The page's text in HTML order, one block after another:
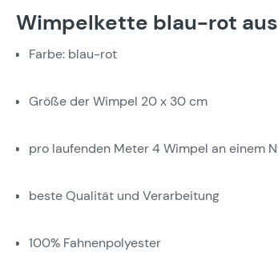
Wimpelkette blau-rot
Farbe: blau-rot
Größe der Wimpel 20 x 30 cm
pro laufenden Meter 4 Wimpel an einem
beste Qualität und Verarbeitung
100% Fahnenpolyester